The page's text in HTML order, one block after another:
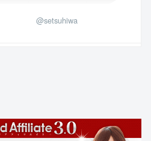
@setsuhiwa